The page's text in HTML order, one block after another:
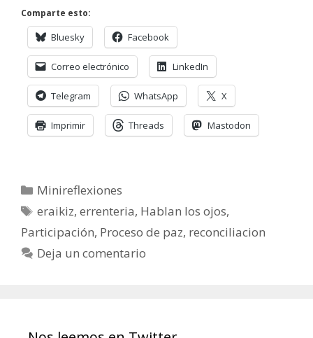
Comparte esto:
Bluesky Facebook
Correo electrónico LinkedIn
Telegram WhatsApp X
Imprimir Threads Mastodon
Categorías
Minireflexiones
Etiquetas
eraikiz,errenteria, Hablan los ojos,
Participación, Proceso de paz, reconciliacion
Deja un comentario